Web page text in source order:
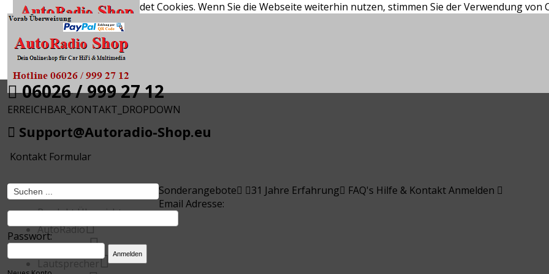
Diese Website verwendet Cookies. Wenn Sie die Webseite weiterhin nutzen, stimmen Sie der Verwendung von
0,00 €
06026 / 999 27 12
ERREICHBAR_KONTAKT_DROPDOWN
Support@Autoradio-Shop.eu
Kontakt Formular
Sonderangebote 31 Jahre Erfahrung FAQ's Hilfe & KontaktAnmelden
Email Adresse:
Passwort:
0
Produkt Übersicht
AutoRadio
Multimedia
Lautsprecher